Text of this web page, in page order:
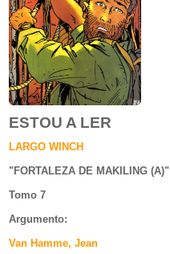
ESTOU A LER
LARGO WINCH
"FORTALEZA DE MAKILING (A)"
Tomo 7
Argumento:
Van Hamme, Jean